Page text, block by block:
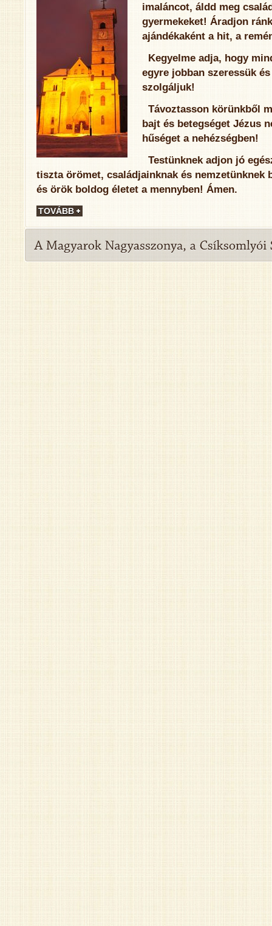
imaláncot, áldd meg
gyermekeket! Áradjon
ajándékaként a hit, a
Kegyelme adja, hogy
egyre jobban szeressük
szolgáljuk!
Távoztasson körünkből
bajt és betegséget Jézus
hűséget a nehézségben!
Testünknek adjon jó
tiszta örömet, családjainknak és nemzetünknek
és örök boldog életet a mennyben! Ámen.
TOVÁBB